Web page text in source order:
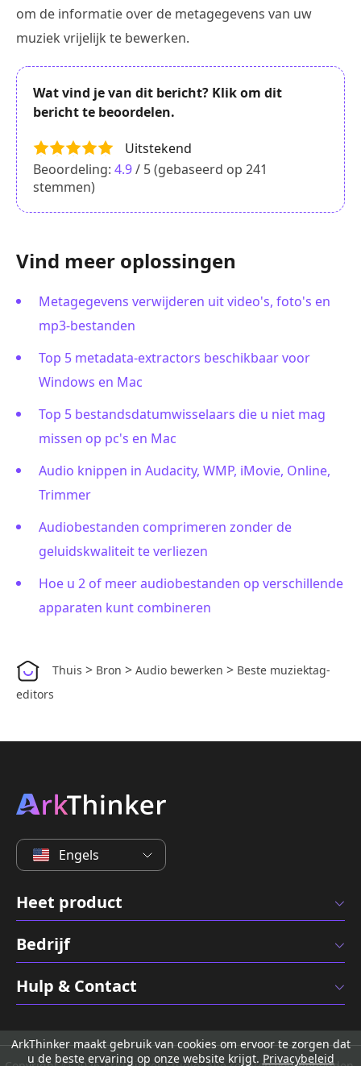
om de informatie over de metagegevens van uw
muziek vrijelijk te bewerken.
Wat vind je van dit bericht? Klik om dit
bericht te beoordelen.
Uitstekend
Beoordeling: 4.9/ 5 (gebaseerd op 241
stemmen)
Vind meer oplossingen
Metagegevens verwijderen uit video's, foto's en
mp3-bestanden
Top 5 metadata-extractors beschikbaar voor
Windows en Mac
Top 5 bestandsdatumwisselaars die u niet mag
missen op pc's en Mac
Audio knippen in Audacity, WMP, iMovie, Online,
Trimmer
Audiobestanden comprimeren zonder de
geluidskwaliteit te verliezen
Hoe u 2 of meer audiobestanden op verschillende
apparaten kunt combineren
Thuis > Bron > Audio bewerken > Beste muziektag-
editors
Engels
Heet product
Bedrijf
Hulp & Contact
ArkThinker maakt gebruik van cookies om ervoor te zorgen dat
u de beste ervaring op onze website krijgt. Privacybeleid